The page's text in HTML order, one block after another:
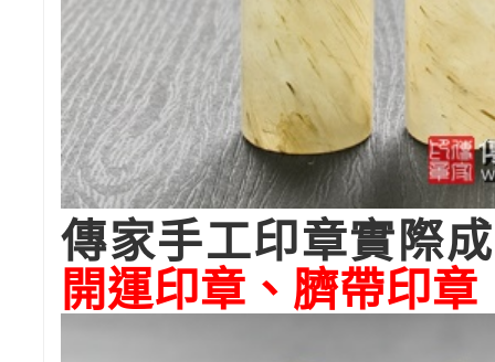
傳家手工印章實際
開運印章、臍帶印章